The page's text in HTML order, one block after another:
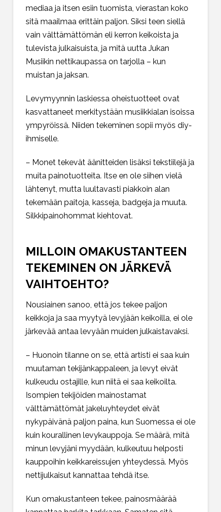
mediaa ja itsen esiin tuomista, vierastan koko
sitä maailmaa erittäin paljon. Siksi teen siellä
vain välttämättömän eli kerron keikoista ja
tulevista julkaisuista, ja mitä uutta Jukan
Musiikin nettikaupassa on tarjolla – kun
muistan ja jaksan.
Levymyynnin laskiessa oheistuotteet ovat
kasvattaneet merkitystään musiikkialan isoissa
ympyröissä. Niiden tekeminen sopii myös diy-
ihmiselle.
– Monet tekevät äänitteiden lisäksi tekstiilejä ja
muita painotuotteita. Itse en ole siihen vielä
lähtenyt, mutta luultavasti piakkoin alan
tekemään paitoja, kasseja, badgeja ja muuta.
Silkkipainohommat kiehtovat.
MILLOIN OMAKUSTANTEEN
TEKEMINEN ON JÄRKEVÄ
VAIHTOEHTO?
Nousiainen sanoo, että jos tekee paljon
keikkoja ja saa myytyä levyjään keikoilla, ei ole
järkevää antaa levyään muiden julkaistavaksi.
– Huonoin tilanne on se, että artisti ei saa kuin
muutaman tekijänkappaleen, ja levyt eivät
kulkeudu ostajille, kun niitä ei saa keikoilta.
Isompien tekijöiden mainostamat
välttämättömät jakeluyhteydet eivät
nykypäivänä paljon paina, kun Suomessa ei ole
kuin kourallinen levykauppoja. Se määrä, mitä
minun levyjäni myydään, kulkeutuu helposti
kauppoihin keikkareissujen yhteydessä. Myös
nettijulkaisut kannattaa tehdä itse.
Kun omakustanteen tekee, painosmäärää